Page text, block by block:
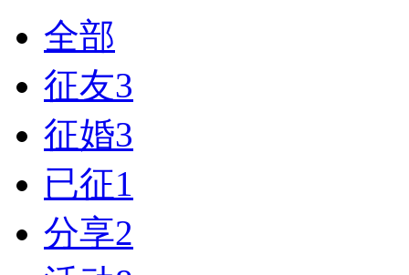
全部
征友3
征婚3
已征1
分享2